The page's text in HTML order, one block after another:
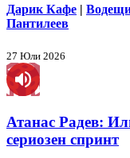
Дарик Кафе |
Пантилеев
27 Юли 2026
Атанас Радев:
сериозен спринт